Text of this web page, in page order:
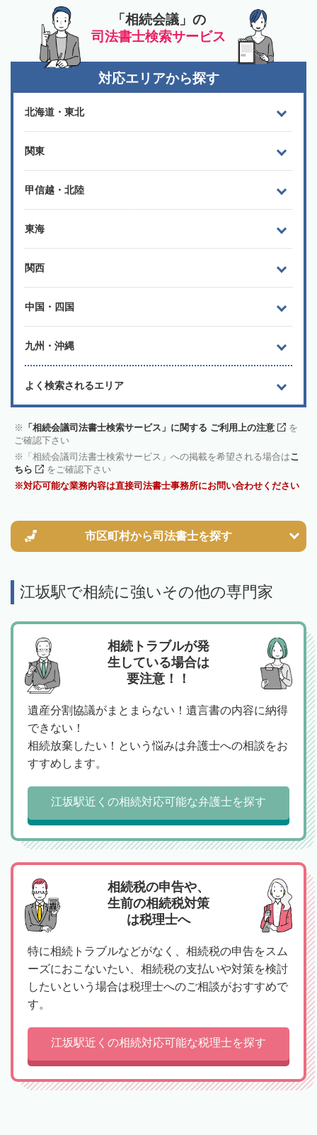
「相続会議」の
司法書士検索サービス
対応エリアから探す
北海道・東北
関東
甲信越・北陸
東海
関西
中国・四国
九州・沖縄
よく検索されるエリア
「相続会議司法書士検索サービス」に関する ご利用上の注意
を
ご確認下さい
「相続会議司法書士検索サービス」への掲載を希望される場合はこ
ちら
をご確認下さい
対応可能な業務内容は直接司法書士事務所にお問い合わせください
市区町村から司法書士を探す
江坂駅で相続に強いその他の専門家
相続トラブルが発
生している場合は
要注意！！
遺産分割協議がまとまらない！遺言書の内容に納得
できない！
相続放棄したい！という悩みは弁護士への相談をお
すすめします。
江坂駅近くの相続対応可能な弁護士を探す
相続税の申告や、
生前の相続税対策
は税理士へ
特に相続トラブルなどがなく、相続税の申告をスム
ーズにおこないたい、相続税の支払いや対策を検討
したいという場合は税理士へのご相談がおすすめで
す。
江坂駅近くの相続対応可能な税理士を探す